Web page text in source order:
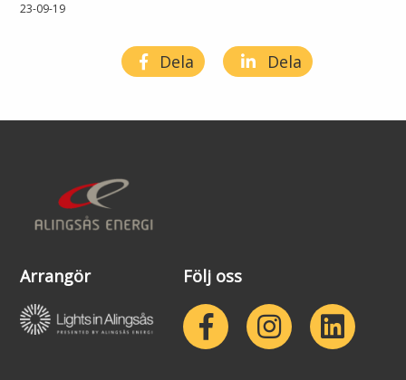
Aktuella vattennivåer
Årsredovisning
Visselblåsarfunktion
Integritetsinformation
Tillgänglighetsredogörelse
23-09-19
Dela Dela
Arrangör Följ oss